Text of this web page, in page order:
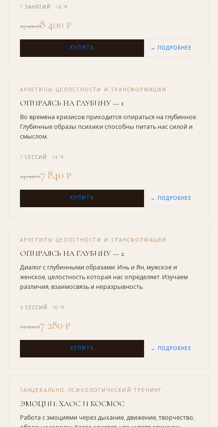
7 ЗАНЯТИЙ · 14 Ч
15 000 ₽8 400 ₽
КУПИТЬ → ПОДРОБНЕЕ
АРХЕТИПЫ ЦЕЛОСТНОСТИ И ТРАНСФОРМАЦИИ
ОПИРАЯСЬ НА ГЛУБИНУ — 1
Во времена кризисов приходится опираться на глубинное.
Глубинные образы психики способны питать нас силой и
смыслом.
7 СЕССИЙ · 14 Ч
14 000 ₽7 840 ₽
КУПИТЬ → ПОДРОБНЕЕ
АРХЕТИПЫ ЦЕЛОСТНОСТИ И ТРАНСФОРМАЦИИ
ОПИРАЯСЬ НА ГЛУБИНУ — 2
Диалог с глубинными образами: Инь и Ян, мужское и
женское, целостность которая нас определяет. Изучаем
различия, взаимосвязь и неразрывность.
5 СЕССИЙ · 10 Ч
13 000 ₽7 280 ₽
КУПИТЬ → ПОДРОБНЕЕ
ТАНЦЕВАЛЬНО-ПСИХОЛОГИЧЕСКИЙ ТРЕНИНГ
ЭМОЦИИ: ХАОС И КОСМОС
Работа с эмоциями через дыхание, движение, творчество,